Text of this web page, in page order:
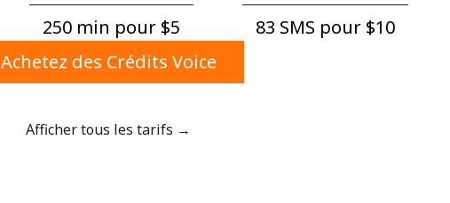
Un numéro
Un caractère spécial
250 min pour ⁦$5⁩
83 SMS pour ⁦$10⁩
Achetez des Crédits Voice
Afficher tous les tarifs →